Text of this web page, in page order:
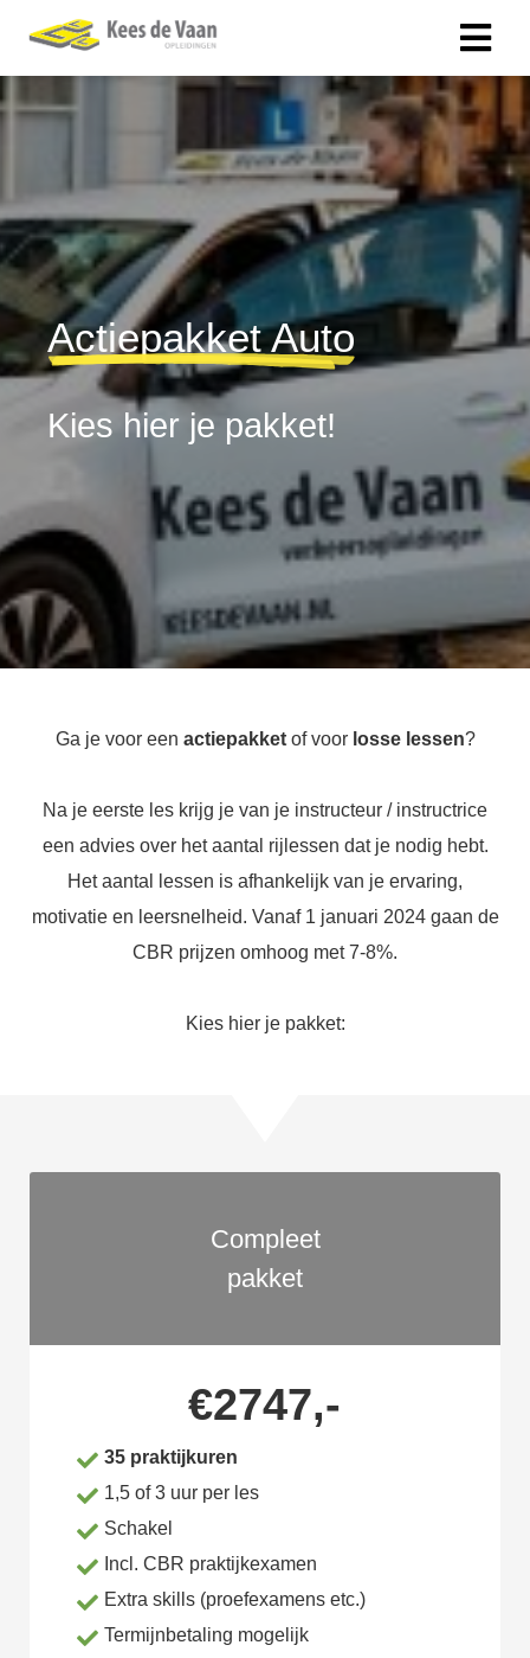
Actiepakket Auto
Kies hier je pakket!
Ga je voor een actiepakketof voor losse lessen?
Na je eerste les krijg je van je instructeur / instructrice
een advies over het aantal rijlessen dat je nodig hebt.
Het aantal lessen is afhankelijk van je ervaring,
motivatie en leersnelheid. Vanaf 1 januari 2024 gaan de
CBR prijzen omhoog met 7-8%.
Kies hier je pakket:
Compleet
pakket
€2747,-
35 praktijkuren
1,5 of 3 uur per les
Schakel
Incl. CBR praktijkexamen
Extra skills (proefexamens etc.)
Termijnbetaling mogelijk